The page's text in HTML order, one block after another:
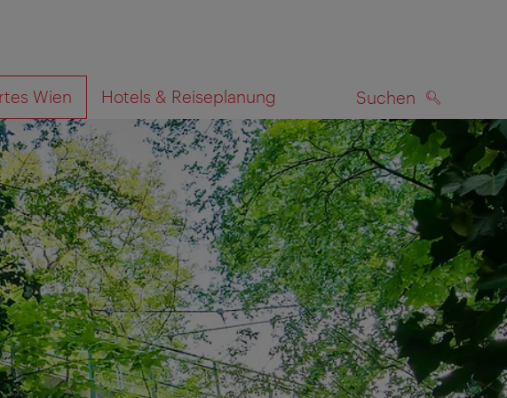
Wien Hotels & Reiseplanung Suchen
auf Karte anzeigen SUCHEN